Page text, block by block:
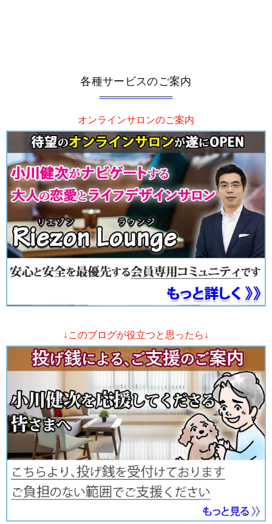
各種サービスのご案内
オンラインサロンのご案内
↓このブログが役立つと思ったら↓